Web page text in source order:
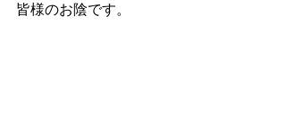
皆様のお陰です。